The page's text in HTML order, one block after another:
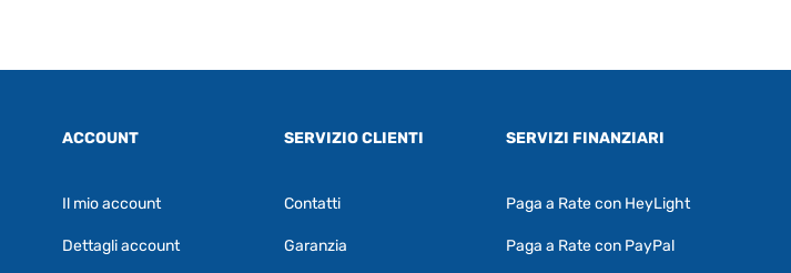
ACCOUNT
Il mio account
Dettagli account
SERVIZIO CLIENTI
Contatti
Garanzia
SERVIZI FINANZIARI
Paga a Rate con HeyLight
Paga a Rate con PayPal
RF Assist